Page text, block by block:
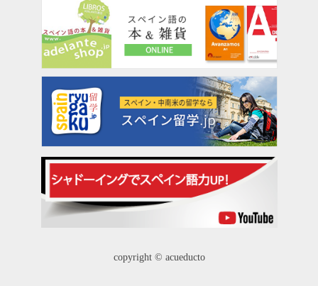
copyright © acueducto